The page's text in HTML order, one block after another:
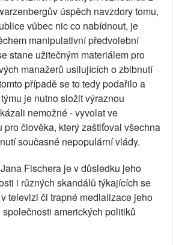
úspěch navzdory tomu,
vůbec nic co nabídnout, je
manipulativní předvolební
stane užitečným materiálem pro
manažerů usilujících o zblbnutí
případě se to tedy podařilo a
je nutno složit výraznou
nemožné - vyvolat ve
člověka, který zaštiťoval všechna
současné nepopulární vlády.
Fischera je v důsledku jeho
i různých skandálů týkajících se
televizi či trapné medializace jeho
amerických politiků